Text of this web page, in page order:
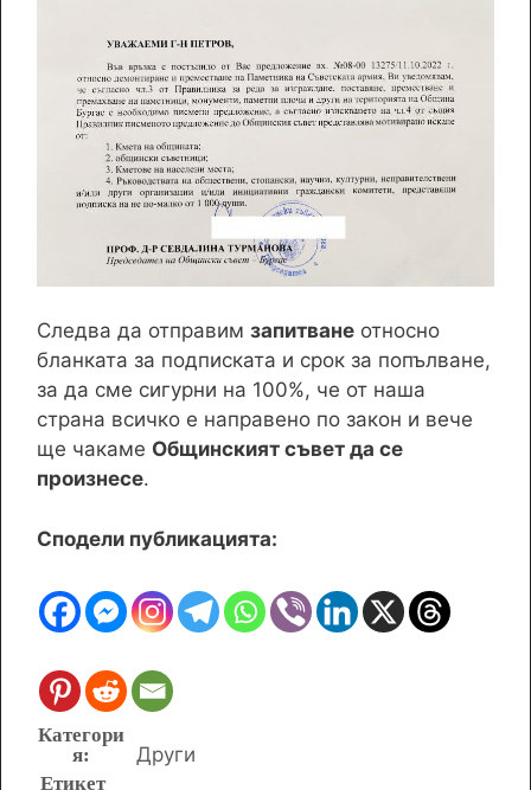
Следва да отправим запитване относно
бланката за подписката и срок за попълване,
за да сме сигурни на 100%, че от наша
страна всичко е направено по закон и вече
ще чакаме Общинският съвет да се
произнесе.
Сподели публикацията:
Други